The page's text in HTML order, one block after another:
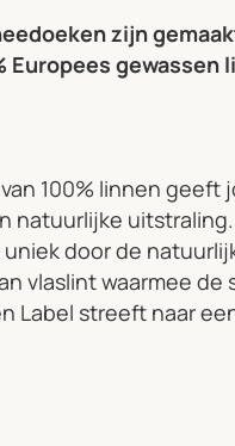
zijn
Europees gewassen
100% linnen geeft
natuurlijke
door de
vlaslint waarmee de
Label streeft naar
gekomen.